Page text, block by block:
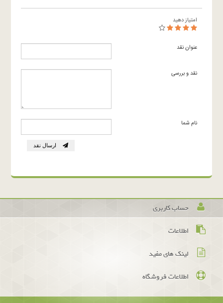
امتیاز دهید
عنوان نقد
نقد و بررسی
نام شما
ارسال نقد
حساب کاربری
اطلاعات
لینک های مفید
اطلاعات فروشگاه